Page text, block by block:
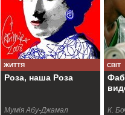
ЖИТТЯ
Роза, наша Роза
Мумія Абу-Джамал
СВІТ
К.